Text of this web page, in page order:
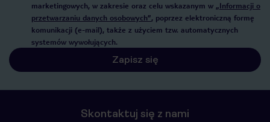
marketingowych, w zakresie oraz celu wskazanym w „Informacji o
przetwarzaniu danych osobowych”, poprzez elektroniczną formę
komunikacji (e-mail), także z użyciem tzw. automatycznych
systemów wywołujących.
Zapisz się
Skontaktuj się z nami